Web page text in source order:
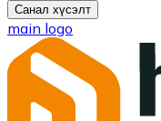
Санал хүсэлт
main logo